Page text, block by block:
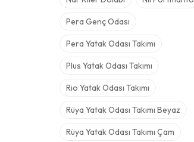
Pera Genç Odası
Pera Yatak Odası Takımı
Plus Yatak Odası Takımı
Rio Yatak Odası Takımı
Rüya Yatak Odası Takımı Beyaz
Rüya Yatak Odası Takımı Çam